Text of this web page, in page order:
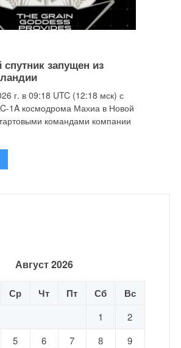
запущен из
г. в 09:18 UTC (12:18 мск) с
1A космодрома Махиа в Новой
командами компании
Август 2026
Ср Чт Пт Сб Вс
1
2
5 6 7 8 9